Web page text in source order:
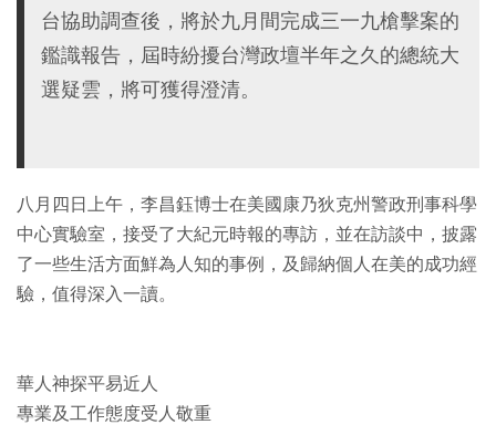
台協助調查後，將於九月間完成三一九槍擊案的
鑑識報告，屆時紛擾台灣政壇半年之久的總統大
選疑雲，將可獲得澄清。
八月四日上午，李昌鈺博士在美國康乃狄克州警政刑事科學
中心實驗室，接受了大紀元時報的專訪，並在訪談中，披露
了一些生活方面鮮為人知的事例，及歸納個人在美的成功經
驗，值得深入一讀。
華人神探平易近人
專業及工作態度受人敬重